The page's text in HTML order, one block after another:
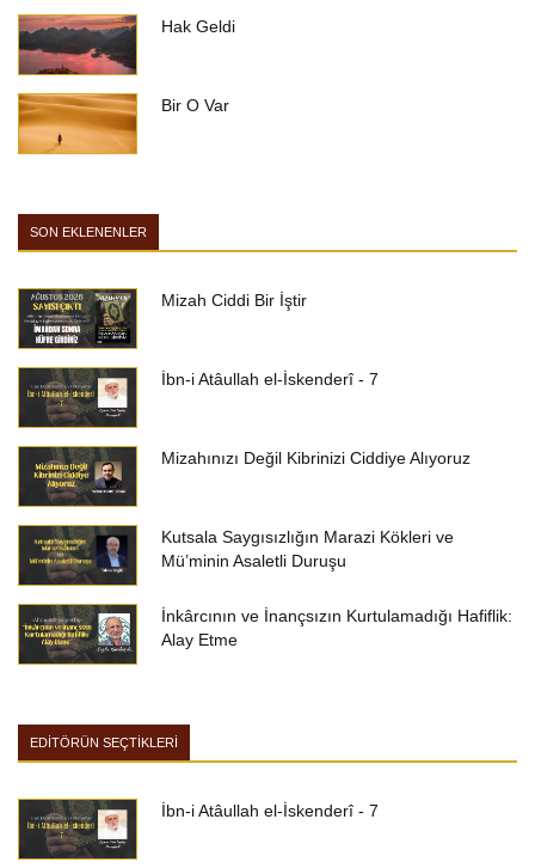
Hak Geldi
Bir O Var
SON EKLENENLER
Mizah Ciddi Bir İştir
İbn-i Atâullah el-İskenderî - 7
Mizahınızı Değil Kibrinizi Ciddiye Alıyoruz
Kutsala Saygısızlığın Marazi Kökleri ve
Mü’minin Asaletli Duruşu
İnkârcının ve İnançsızın Kurtulamadığı Hafiflik:
Alay Etme
EDİTÖRÜN SEÇTİKLERİ
İbn-i Atâullah el-İskenderî - 7